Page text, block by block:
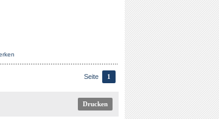
Seite 1
Drucken